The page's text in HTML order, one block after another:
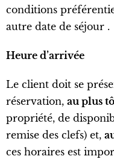
conditions
autre date de séjour .
Heure d’arrivée
Le client doit se
réservation, au plus
propriété, de
remise des clefs) et,
ces horaires est